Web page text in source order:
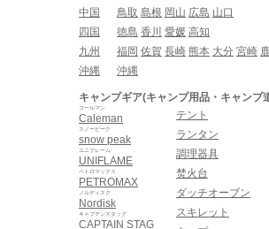
中国
鳥取 島根 岡山 広島 山口
四国
徳島 香川 愛媛 高知
九州
福岡 佐賀 長崎 熊本 大分 宮崎
沖縄
沖縄
キャンプギア(キャンプ用品・キャンプ
Caleman
コールマン
snow peak
スノーピーク
UNIFLAME
ユニフレーム
PETROMAX
ペトロマックス
Nordisk
ノルディスク
CAPTAIN STAG
キャプテンスタッグ
テント
ランタン
調理器具
焚火台
ダッチオーブン
スキレット